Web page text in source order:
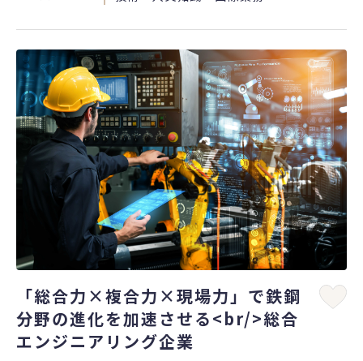
「総合力×複合力×現場力」で鉄鋼
分野の進化を加速させる<br/>総合
エンジニアリング企業